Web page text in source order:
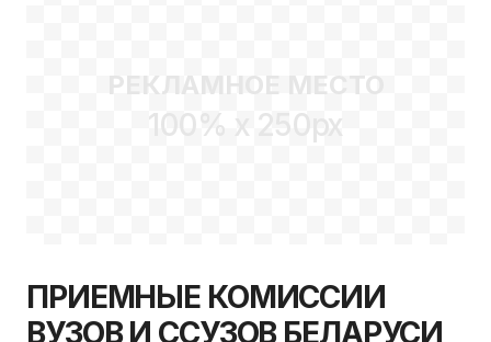
РЕКЛАМНОЕ МЕСТО
100% x 250px
ПРИЕМНЫЕ КОМИССИИ
ВУЗОВ И ССУЗОВ БЕЛАРУСИ